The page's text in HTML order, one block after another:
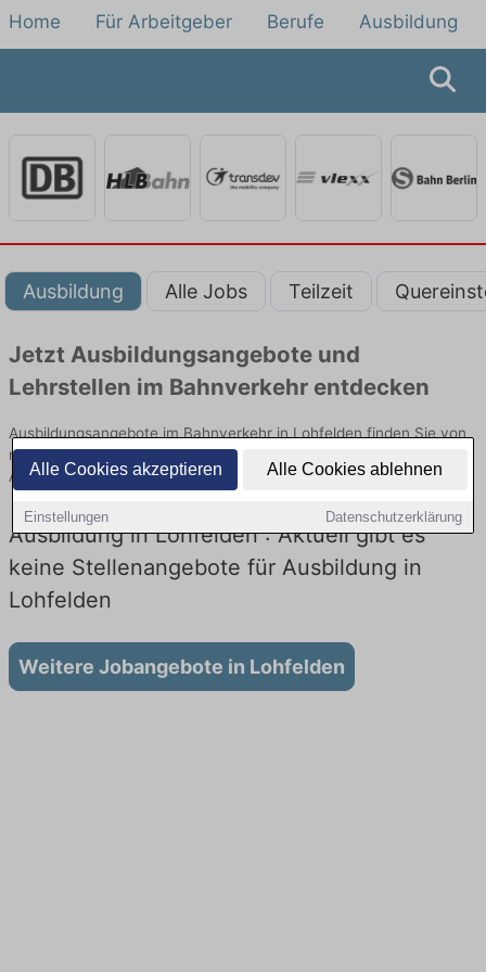
Alle Cookies akzeptieren Alle Cookies ablehnen
Einstellungen Datenschutzerklärung
Home Für Arbeitgeber Berufe Ausbildung
Ausbildung Alle Jobs Teilzeit
Jetzt Ausbildungsangebote und
Lehrstellen im Bahnverkehr entdecken
Ausbildungsangebote im Bahnverkehr in Lohfelden finden Sie von
namhaften Firmen. Entdecken Sie freie Optionen von Top-
Arbeitgebern und bewerben Sie sich noch heute.
Ausbildung in Lohfelden : Aktuell gibt es
keine Stellenangebote für Ausbildung in
Lohfelden
Weitere Jobangebote in Lohfelden